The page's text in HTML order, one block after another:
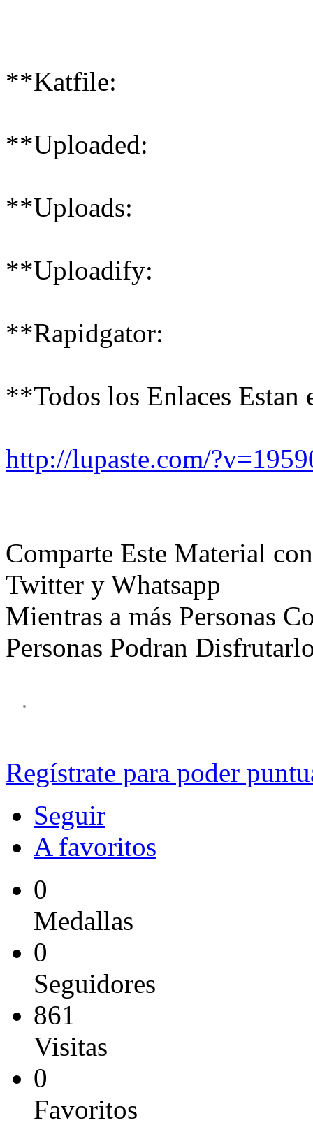
**Katfile:
**Uploaded:
**Uploads:
**Uploadify:
**Rapidgator:
**Todos los Enlaces Estan
http://lupaste.com/
Comparte Este Material
Twitter y Whatsapp
Mientras a más Personas
Personas Podran
Regístrate para poder
Seguir
A favoritos
0
Medallas
0
Seguidores
861
Visitas
0
Favoritos